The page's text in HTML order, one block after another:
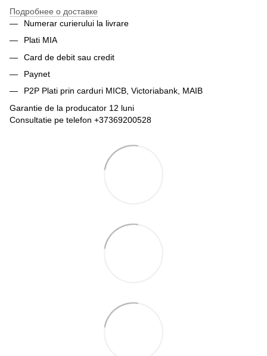
Подробнее о доставке
Numerar curierului la livrare
Plati MIA
Card de debit sau credit
Paynet
P2P Plati prin carduri MICB, Victoriabank, MAIB
Garantie de la producator 12 luni
Consultatie pe telefon +37369200528